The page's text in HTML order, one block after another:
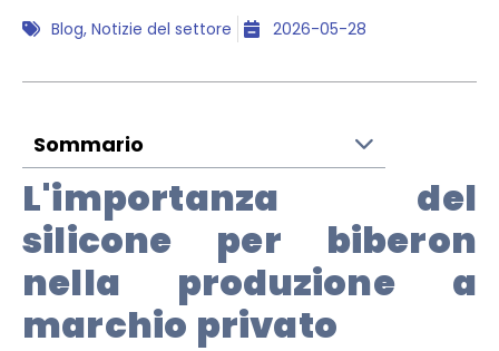
Blog, Notizie del settore 2026-05-28
Sommario
L'importanza del
silicone per biberon
nella produzione a
marchio privato